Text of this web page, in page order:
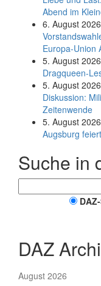
Abend im
6. August 2026
Europa-Union
5. August 2026
Dragqueen-
5. August 2026
Diskussion:
Zeitenwende
5. August 2026
Augsburg
Suche in
DAZ
August 2026